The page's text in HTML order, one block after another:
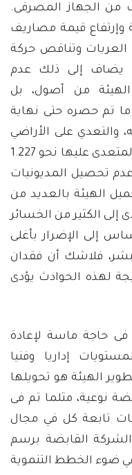
من الجهاز المصرفى.
وإرتفاع قيمة مصاريف
وتناقص حركة
يضاف إلى ذلك عدم
الهيئة من أصول، بل
تم حصره حتى نهاية
مليون جنيه، والتعدي على الأراضي
المملوكة لها فوصلت المساحة المتعدى عليها نحو 1.227
تحصيل المديونيات
الهيئة بالعديد من
إلى الكثير من الخسائر
إلى الإضرار بأغلى
فلاشك أن فقدان
لهذه الحوادث يؤدى
حاجة ماسة لإعادة
إداريا وفنيا
الهيئة هو تحويلها
نوعية، مثلما تم فى
تابعة كل في مجال
القابضة برسم
ضوء الخطط التنموية